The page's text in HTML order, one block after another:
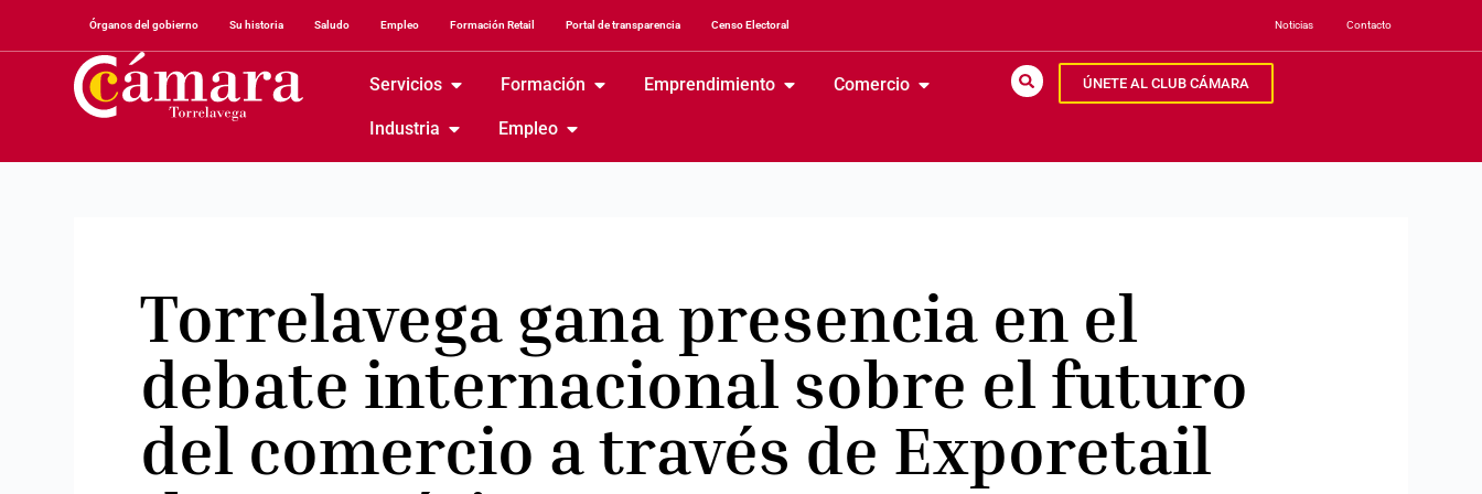
Órganos del gobierno Su historia Saludo Empleo Formación Retail Portal de transparencia Censo Electoral Noticias Contacto
Servicios Formación Emprendimiento Comercio
Industria Empleo
ÚNETE AL CLUB CÁMARA
Torrelavega gana presencia en el
debate internacional sobre el futuro
del comercio a través de Exporetail